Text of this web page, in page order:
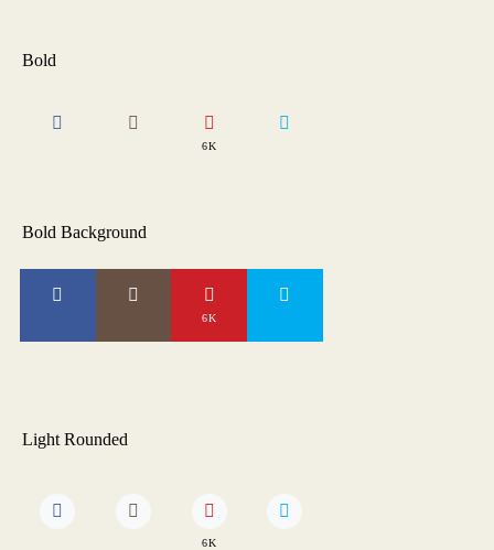
Bold
6K
Bold Background
6K
Light Rounded
6K